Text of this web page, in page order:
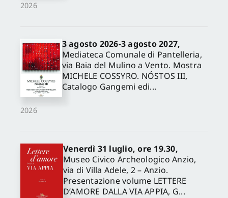
2026
2026
3 agosto 2026-3 agosto 2027,
Mediateca Comunale di Pantelleria,
via Baia del Mulino a Vento. Mostra
MICHELE COSSYRO. NÓSTOS III,
Catalogo Gangemi edi...
Venerdì 31 luglio, ore 19.30,
Museo Civico Archeologico Anzio,
via di Villa Adele, 2 – Anzio.
Presentazione volume LETTERE
D’AMORE DALLA VIA APPIA, G...